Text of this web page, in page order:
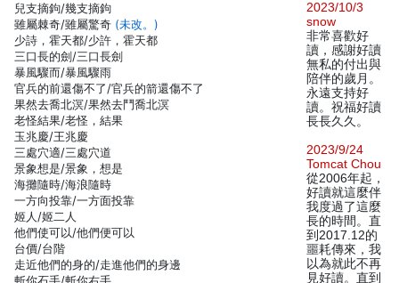
兒支摘鉤/幾支摘鉤
雖屬棘奇/雖屬驚奇 (未改。)
少詩，霍天都/少許，霍天都
三口長的劍/三口長劍
暴風驟而/暴風驟雨
官兵的前還傷不了/官兵的箭還傷不了
果然去喬北溟/果然去鬥喬北溟
老怪結果/老怪，結果
玉兆慶/王兆慶
三處穴適/三處穴道
景象想是/景象，想是
海攤隨時/海浪隨時
一方向投靠/一方面投靠
姬人/姬二人
他們使可以/他們便可以
台價/台階
走近他們的身的/走進他們的身邊
2023/10/3
snow
非常喜歡好
讀，感謝好讀
無私的付出與
陪伴的歲月。
永遠支持好
讀。祝福好讀
長長久久。
2023/9/24
Tomcat Chou
從2006年起，
好讀就這麼伴
我度過了這麼
長的時間。直
到2017.12的
噩耗傳來，我
以為就此不再
見好讀。直到